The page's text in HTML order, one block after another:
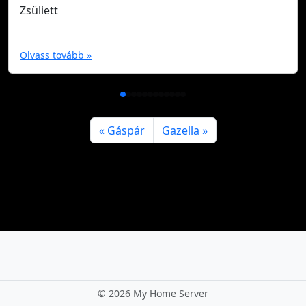
Zsüliett
Olvass tovább »
Gáspár Gazella
© 2026 My Home Server